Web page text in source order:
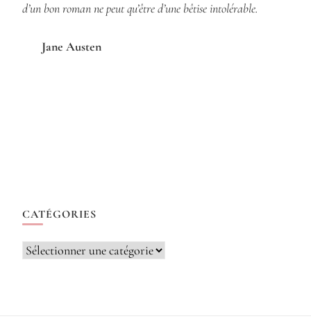
d’un bon roman ne peut qu’être d’une bêtise intolérable.
Jane Austen
CATÉGORIES
Catégories